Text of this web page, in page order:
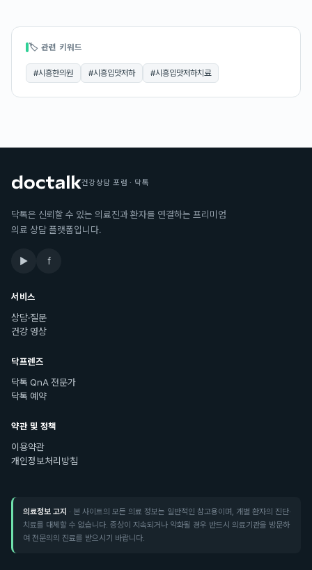
🏷 관련 키워드
#시흥한의원 #시흥입맛저하 #시흥입맛저하치료
건강상담 포럼 · 닥톡
닥톡은 신뢰할 수 있는 의료진과 환자를 연결하는 프리미엄
의료 상담 플랫폼입니다.
▶ f
서비스
상담·질문
건강 영상
닥프렌즈
닥톡 QnA 전문가
닥톡 예약
약관 및 정책
이용약관
개인정보처리방침
의료정보 고지 · 본 사이트의 모든 의료 정보는 일반적인 참고용이며, 개별 환자의 진단·
치료를 대체할 수 없습니다. 증상이 지속되거나 악화될 경우 반드시 의료기관을 방문하
여 전문의의 진료를 받으시기 바랍니다.